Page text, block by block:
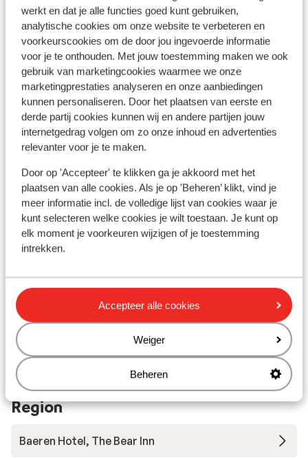
werkt en dat je alle functies goed kunt gebruiken,
analytische cookies om onze website te verbeteren en
voorkeurscookies om de door jou ingevoerde informatie
voor je te onthouden. Met jouw toestemming maken we ook
gebruik van marketingcookies waarmee we onze
marketingprestaties analyseren en onze aanbiedingen
kunnen personaliseren. Door het plaatsen van eerste en
derde partij cookies kunnen wij en andere partijen jouw
internetgedrag volgen om zo onze inhoud en advertenties
relevanter voor je te maken.
Door op 'Accepteer' te klikken ga je akkoord met het
plaatsen van alle cookies. Als je op 'Beheren’ klikt, vind je
meer informatie incl. de volledige lijst van cookies waar je
kunt selecteren welke cookies je wilt toestaan. Je kunt op
elk moment je voorkeuren wijzigen of je toestemming
intrekken.
Accepteer alle cookies
Weiger
Beheren
Bekijk alle 2 ervaringen
Ligging
Bekijk op kaart
Afstanden
In het centrum
Treinstation: 700 m
Bushalte: 200 m
Skibushalte: 50 m
Skipas, -les en verhuur
Andere accommodaties in Jungfrau
Region
Baeren Hotel, The Bear Inn